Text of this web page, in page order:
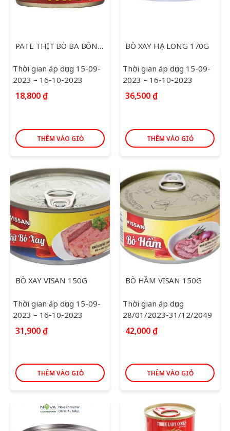
PATE THỊT BÒ BA BÔNG MAI 150G
Thời gian áp dụng 15-09-
2023 – 16-10-2023
18,800₫
THÊM VÀO GIỎ
BÒ XAY HẠ LONG 170G
Thời gian áp dụng 15-09-
2023 – 16-10-2023
36,500₫
THÊM VÀO GIỎ
BÒ XAY VISAN 150G
Thời gian áp dụng 15-09-
2023 – 16-10-2023
31,900₫
THÊM VÀO GIỎ
BÒ HẦM VISAN 150G
Thời gian áp dụng
28/01/2023-31/12/2049
42,000₫
THÊM VÀO GIỎ